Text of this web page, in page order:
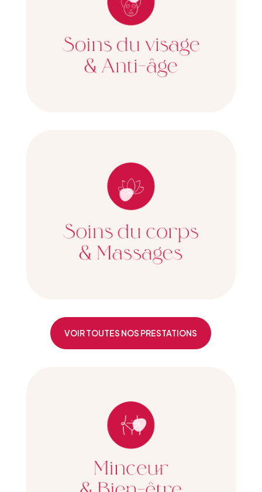
VOIR TOUTES NOS PRESTATIONS